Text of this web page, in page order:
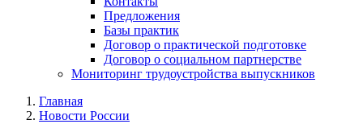
Предложения
Базы практик
Договор о практической подготовке
Договор о социальном партнерстве
Мониторинг трудоустройства выпускников
Главная
Новости России